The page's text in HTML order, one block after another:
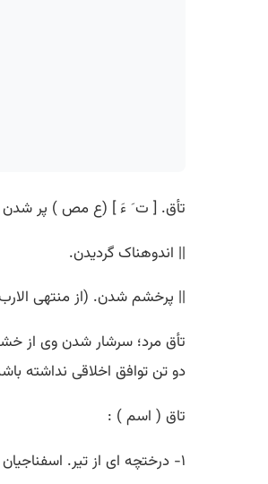
تأق. [ ت َ ءَ ] (ع مص ) پر شدن
|| اندوهناک گردیدن.
|| پرخشم شدن. (از منتهی
تأق مرد؛ سرشار شدن وی از
دو تن توافق اخلاقی نداشته
تاق ( اسم ) :
۱- درختچه ای از تیر. اسفناجیان دارای برگهای مثلثی شکل و گلهای خوشه یی که در حدود ۱٠ گونه از آن در ایران و دیگر ممالک آسیا و آفریفا و اروپا شناخته شده .